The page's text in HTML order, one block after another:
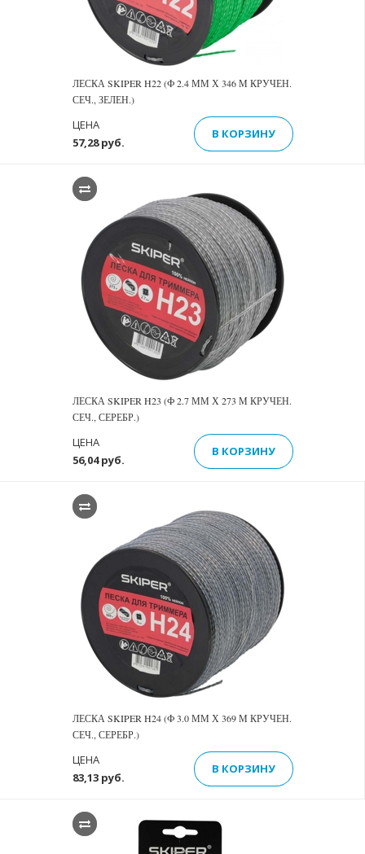
ЛЕСКА SKIPER H22 (Ф 2.4 ММ Х 346 М КРУЧЕН.
СЕЧ., ЗЕЛЕН.)
57,28 руб.
ЦЕНА
В КОРЗИНУ
ЛЕСКА SKIPER H23 (Ф 2.7 ММ Х 273 М КРУЧЕН.
СЕЧ., СЕРЕБР.)
56,04 руб.
ЦЕНА
В КОРЗИНУ
ЛЕСКА SKIPER H24 (Ф 3.0 ММ Х 369 М КРУЧЕН.
СЕЧ., СЕРЕБР.)
83,13 руб.
ЦЕНА
В КОРЗИНУ